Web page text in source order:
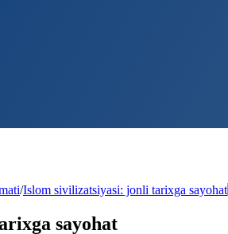
/Islom sivilizatsiyasi: jonli tarixga sayohat
sayohat